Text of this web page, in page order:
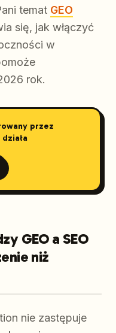
temat GEO
się, jak włączyć
w
rok.
przez
GEO a SEO
niż
nie zastępuje